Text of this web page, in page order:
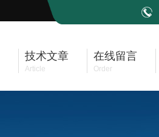
技术文章
Article
在线留言
Order